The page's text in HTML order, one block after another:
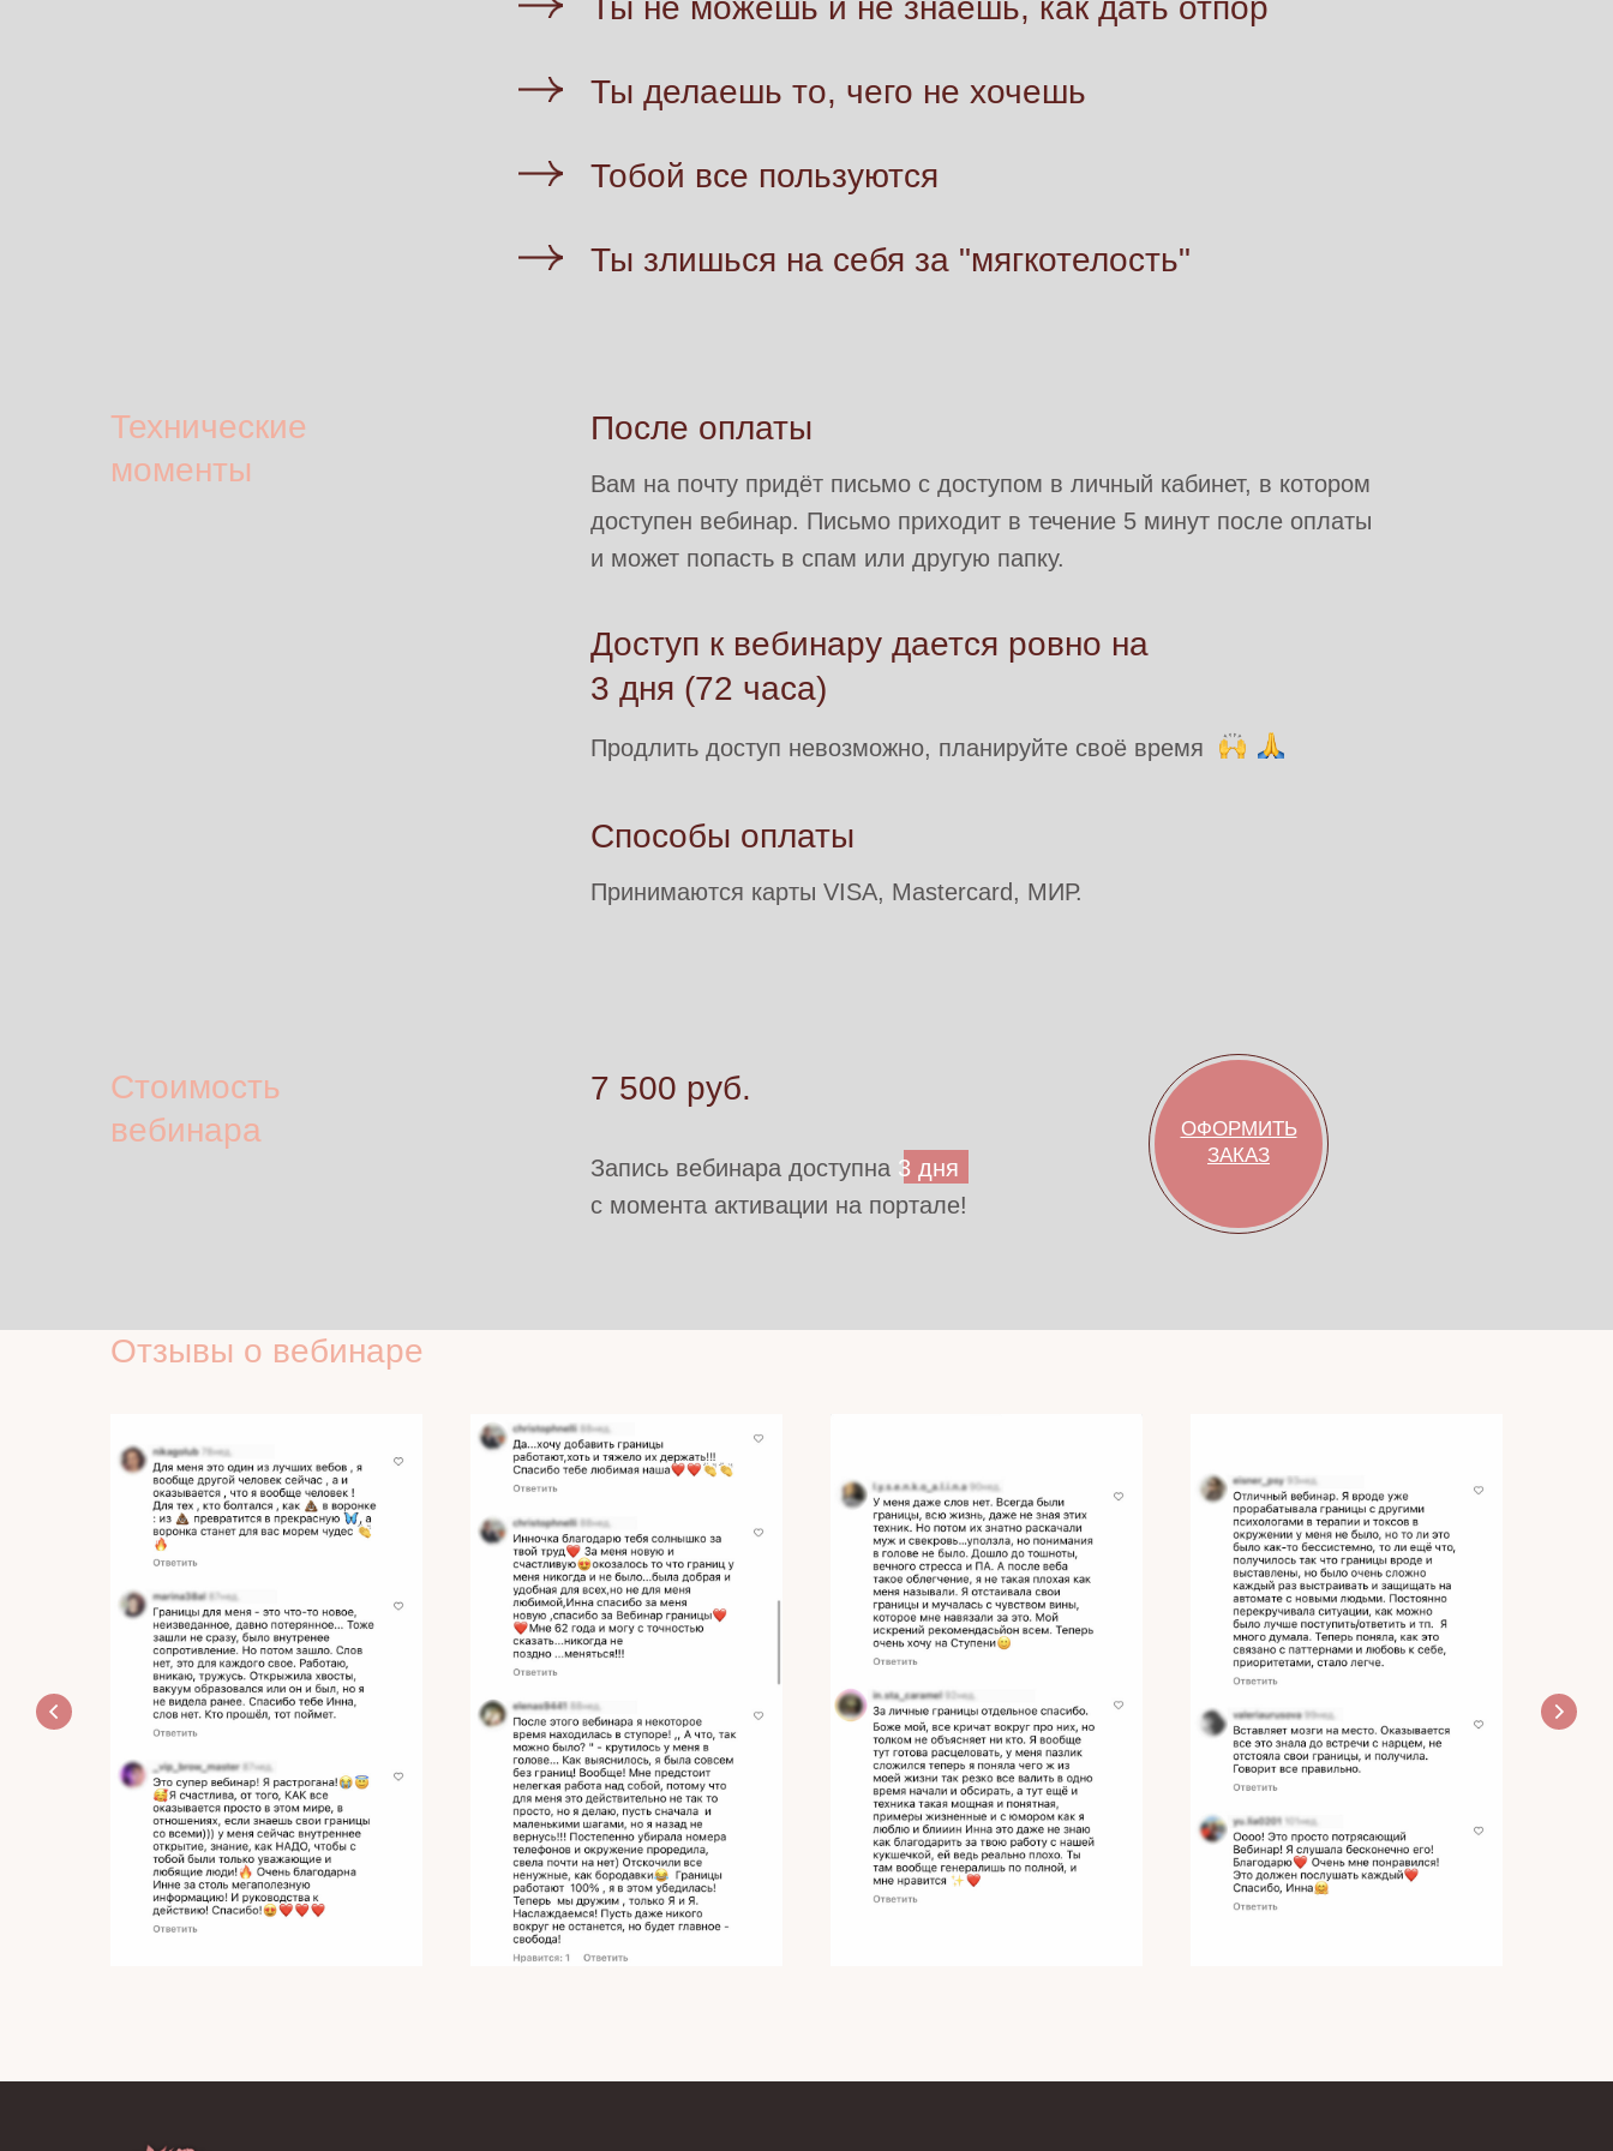
Ты не можешь и не знаешь, как дать отпор
Ты делаешь то, чего не хочешь
Тобой все пользуются
Ты злишься на себя за "мягкотелость"
Технические
моменты
Вам на почту придёт письмо с доступом в личный кабинет, в котором
доступен вебинар. Письмо приходит в течение 5 минут после оплаты
и может попасть в спам или другую папку.
После оплаты
Доступ к вебинару дается ровно на
3 дня (72 часа)
Способы оплаты
Принимаются карты VISA, Mastercard, МИР.
Продлить доступ невозможно, планируйте своё время
ОФОРМИТЬ
ЗАКАЗ
Стоимость
вебинара
7 500 руб.
Запись вебинара доступна 3 дня
с момента активации на портале!
Отзывы о вебинаре